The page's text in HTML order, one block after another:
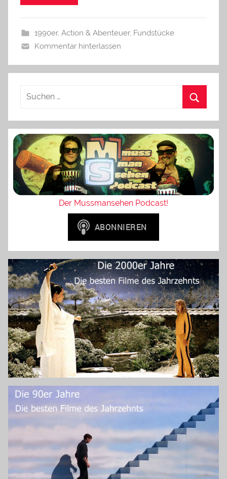
1990er, Action & Abenteuer, Fundstücke
Kommentar hinterlassen
Der Mussmansehen Podcast!